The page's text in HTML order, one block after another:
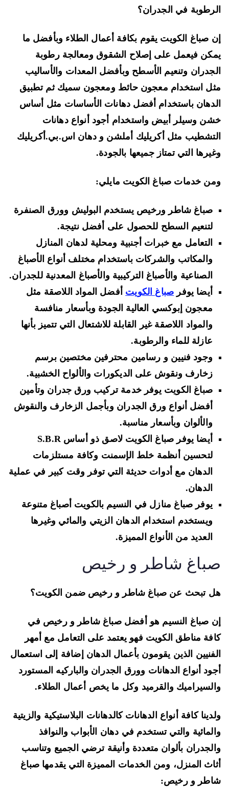
في الجدران؟
صباغ الكويت يقوم بكافة أعمال الطلاء وبأفضل ما
فيعمل على إصلاح الشقوق ومعالجة رطوبة
وتنعيم الأسطح وبأفضل المعدات والأساليب
استخدام معجون حائط ومعجون سميك ثم تطبيق
باستخدام أفضل دهانات الأساسات مثل أساس
وسيلر أبيض واستخدام أجود أنواع دهانات
مثل أكريليك أملشن و دهان اس.بي.أكريليك
التي تمتاز جميعها بالجودة.
خدمات صباغ الكويت مايلي:
صباغ شاطر ورخيص يستخدم البوليش وورق الصنفرة
لتنعيم السطح للحصول على أفضل نتيجة.
التعامل مع خبرات أجنبية ومحلية لدهان المنازل
والمكاتب والشركات باستخدام مختلف أنواع الأصباغ
الصناعية والأصباغ التركيبية والأصباغ المعدنية للجدران.
أيضا يوفرصباغ الكويتأفضل المواد اللاصقة مثل
معجون إبوكسي العالية الجودة وبأسعار منافسة
والمواد اللاصقة غير القابلة للاشتعال التي تتميز بأنها
عازلة للماء والرطوبة.
وجود فنيين و رسامين محترفين مختصين برسم
زخارف ونقوش على الديكورات والألواح الخشبية.
صباغ الكويت يوفر خدمة تركيب ورق جدران وتأمين
أفضل أنواع ورق الجدران وبأجمل الزخارف والنقوش
والألوان وبأسعار مناسبة.
أيضا يوفر صباغ الكويت لاصق ذو أساس S.B.R
لتحسين أنظمة خلط الإسمنت وكافة مستلزمات
الدهان مع أدوات حديثة التي توفر وقت كبير في عملية
الدهان.
يوفر صباغ منازل في النسيم بالكويت أصباغ متنوعة
ويستخدم استخدام الدهان الزيتي والمائي وغيرها
العديد من الأنواع المميزة.
شاطر و رخيص
تبحث عن صباغ شاطر و رخيص ضمن الكويت؟
صباغ النسيم هو أفضل صباغ شاطر و رخيص في
مناطق الكويت فهو يعتمد على التعامل مع أمهر
الذين يقومون بأعمال الدهان إضافة إلى استعمال
أنواع الدهانات وورق الجدران والباركيه المستورد
والقرميد وكل ما يخص أعمال الطلاء.
كافة أنواع الدهانات كالدهانات البلاستيكية والزيتية
والتي تستخدم في دهان الأبواب والنوافذ
بألوان متعددة وأنيقة ترضي الجميع وتناسب
المنزل، ومن الخدمات المميزة التي يقدمها صباغ
و رخيص: